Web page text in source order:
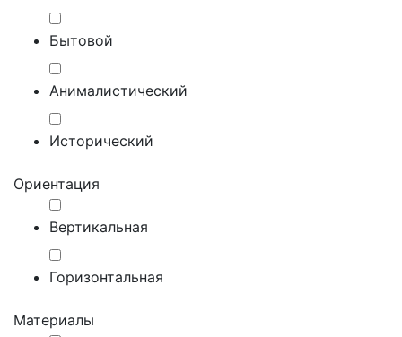
Бытовой
Анималистический
Исторический
Ориентация
Вертикальная
Горизонтальная
Материалы